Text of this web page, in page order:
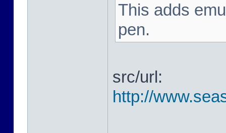
This adds
pen.
src/url:
http://